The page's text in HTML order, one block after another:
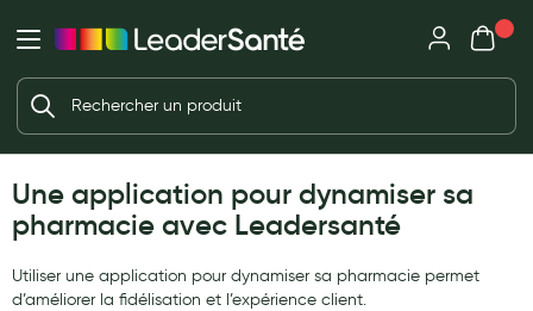
Ma Pharmacie LeaderSanté
Ouvrir l'application
Ouvrir
Mot de passe oublié ?
Créer un compte
Mon
Votre panier est vide
Beauté et soin
Visage
Corps
Minceur
Une application pour dynamiser sa
pharmacie avec Leadersanté
Utiliser une application pour dynamiser sa pharmacie permet
d’améliorer la fidélisation et l’expérience client.